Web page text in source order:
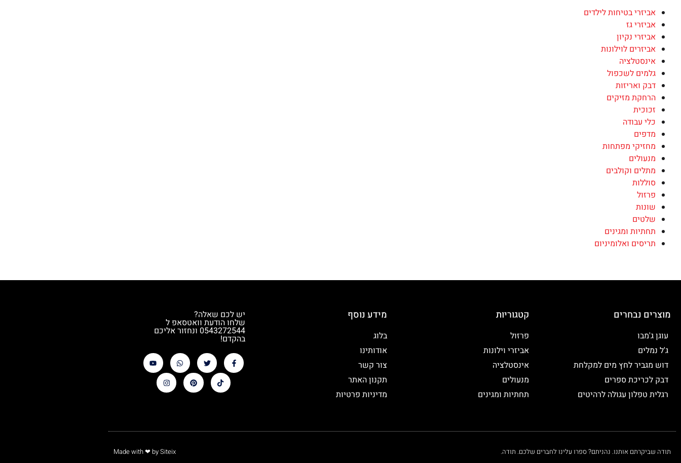
אביזרי בטיחות לילדים
אביזרי גז
אביזרי נקיון
אביזרים לוילונות
אינסטלציה
גלמים לשכפול
דבק ואריזות
הרחקת מזיקים
זכוכית
כלי עבודה
מדפים
מחזיקי מפתחות
מנעולים
מתלים וקולבים
סוללות
פרזול
שונות
שלטים
תחתיות ומגינים
תריסים ואלומיניום
מוצרים נבחרים
עוגן ג'מבו
ג'ל נמלים
דוש מגביר לחץ מים למקלחת
דבק לכריכת ספרים
רגלית טפלון עגולה לרהיטים
קטגוריות
פרזול
אביזרי וילונות
אינסטלציה
מנעולים
תחתיות ומגינים
מידע נוסף
בלוג
אודותינו
צור קשר
תקנון האתר
מדיניות פרטיות
יש לכם שאלה?
שלחו הודעת וואטסאפ ל
0543272544 ונחזור אליכם
בהקדם!
תודה שביקרתם אותנו. נהניתם? ספרו עלינו לחברים שלכם. תודה. Made with❤ by Siteix​​